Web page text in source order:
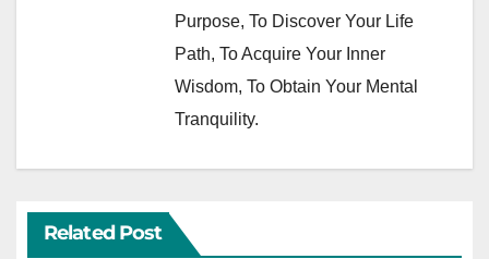
Purpose, To Discover Your Life
Path, To Acquire Your Inner
Wisdom, To Obtain Your Mental
Tranquility.
Related Post